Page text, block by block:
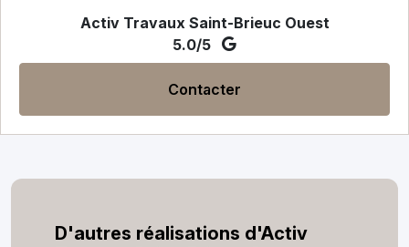
Activ Travaux Saint-Brieuc Ouest
5.0/5
Contacter
D'autres réalisations d'Activ